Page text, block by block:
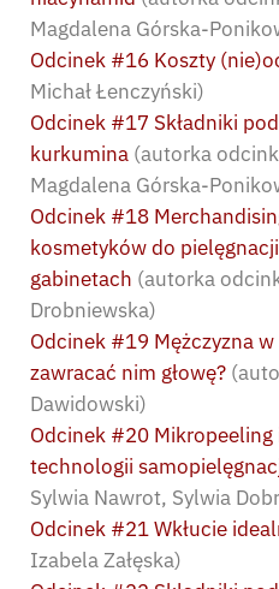
Magdalena Górska-
Odcinek #16 Koszty
Michał Łenczyński)
Odcinek #17 Składniki
kurkumina (autorka
Magdalena Górska-
Odcinek #18
kosmetyków do
gabinetach (autorka
Drobniewska)
Odcinek #19 Mężczyzna
zawracać nim głowę?
Dawidowski)
Odcinek #20 Mikropeeling
technologii
Sylwia Nawrot, Sylwia
Odcinek #21 Wkłucie
Izabela Załęska)